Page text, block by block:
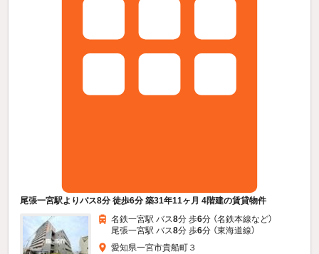
尾張一宮駅よりバス8分 徒歩6分 築31年11ヶ月 4階建の賃貸物件
名鉄一宮駅 バス8分 歩6分 （名鉄本線など）
尾張一宮駅 バス8分 歩6分 （東海道線）
愛知県一宮市貴船町３